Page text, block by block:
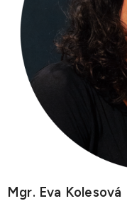
Mgr. Eva Kolesová